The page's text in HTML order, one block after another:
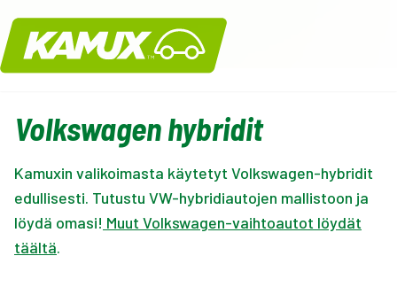
Kamux
Volkswagen hybridit
Kamuxin valikoimasta käytetyt Volkswagen-hybridit
edullisesti. Tutustu VW-hybridiautojen mallistoon ja
löydä omasi! Muut Volkswagen-vaihtoautot löydät
täältä.